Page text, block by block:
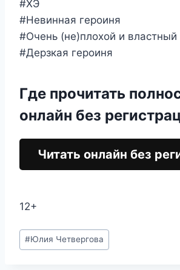
#ХЭ
#Невинная героиня
#Очень (не)плохой и властный
#Дерзкая героиня
Где прочитать
онлайн без
Читать онлайн без
12+
Метки
записи:
#Юлия Четвергова